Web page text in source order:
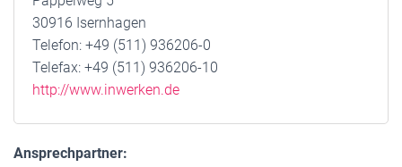
30916 Isernhagen
Telefon: +49 (511) 936206-0
Telefax: +49 (511) 936206-10
http://www.inwerken.de
Ansprechpartner: